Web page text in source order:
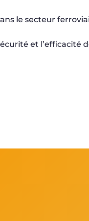
le secteur
et l’efficacité